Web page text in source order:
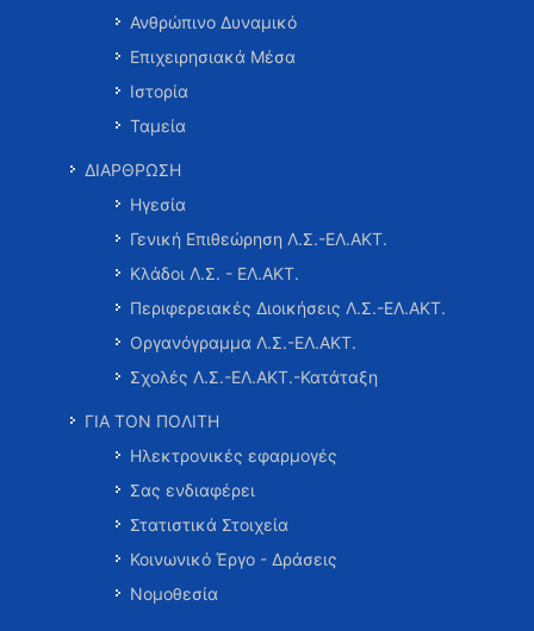
Ανθρώπινο Δυναμικό
Επιχειρησιακά Μέσα
Ιστορία
Ταμεία
ΔΙΑΡΘΡΩΣΗ
Ηγεσία
Γενική Επιθεώρηση Λ.Σ.-ΕΛ.ΑΚΤ.
Κλάδοι Λ.Σ. - ΕΛ.ΑΚΤ.
Περιφερειακές Διοικήσεις Λ.Σ.-ΕΛ.ΑΚΤ.
Οργανόγραμμα Λ.Σ.-ΕΛ.ΑΚΤ.
Σχολές Λ.Σ.-ΕΛ.ΑΚΤ.-Κατάταξη
ΓΙΑ ΤΟΝ ΠΟΛΙΤΗ
Ηλεκτρονικές εφαρμογές
Σας ενδιαφέρει
Στατιστικά Στοιχεία
Κοινωνικό Έργο - Δράσεις
Νομοθεσία